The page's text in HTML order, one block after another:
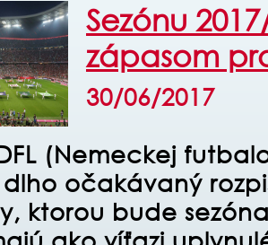
Sezónu
zápasom
30/06/2017
(Nemeckej
očakávaný
ktorou bude